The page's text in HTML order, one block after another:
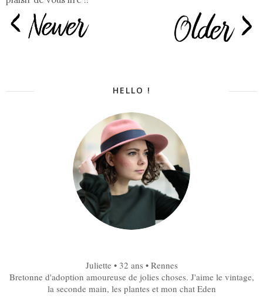
HELLO !
Juliette • 32 ans • Rennes
Bretonne d'adoption amoureuse de jolies choses. J'aime le vintage,
la seconde main, les plantes et mon chat Eden